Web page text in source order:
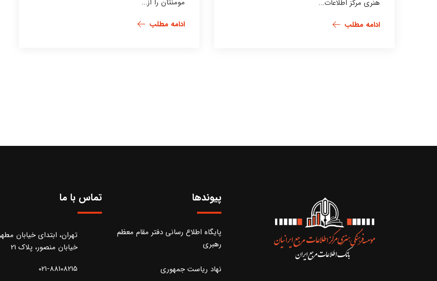
هنری مرکز اطلاعات...
ادامه مطلب
مومنتان را از...
ادامه مطلب
پیوندها
پایگاه اطلاع رسانی دفتر مقام معظم
رهبری
نهاد ریاست جمهوری
تماس با ما
تهران، ابتدای خیابان
خیابان منصور، پلاک 21
021-88108215